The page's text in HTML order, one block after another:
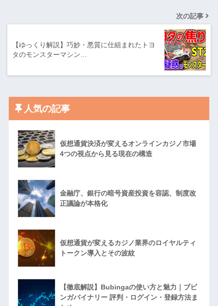
次の記事
【ゆっくり解説】巧妙・悪質に仕組まれたトヨ
タのモンスターマシン…
人気の記事
仮想通貨決済が変えるオンラインカジノ市場
4つの視点から見る現在の構造
金融庁、銀行の暗号資産投資を容認、制度改
正議論が本格化
仮想通貨が変えるカジノ業界のロイヤルティ
トークン導入とその波紋
【徹底解説】Bubingaの使い方と魅力｜ブビ
ンガバイナリー 評判・ログイン・登録方法ま